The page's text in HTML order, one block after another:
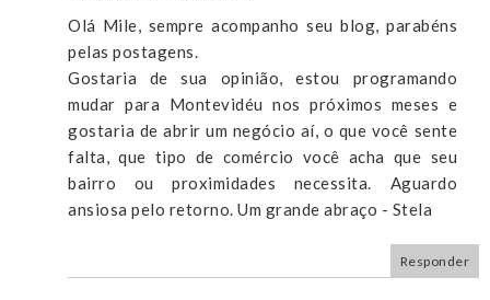
Olá Mile, sempre acompanho seu blog, parabéns
pelas postagens.
Gostaria de sua opinião, estou programando
mudar para Montevidéu nos próximos meses e
gostaria de abrir um negócio aí, o que você sente
falta, que tipo de comércio você acha que seu
bairro ou proximidades necessita. Aguardo
ansiosa pelo retorno. Um grande abraço - Stela
Responder